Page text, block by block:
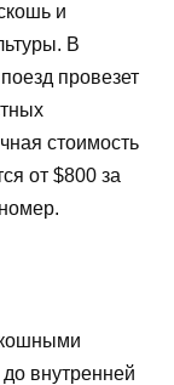
и
В
провезет
стоимость
от $800 за
внутренней